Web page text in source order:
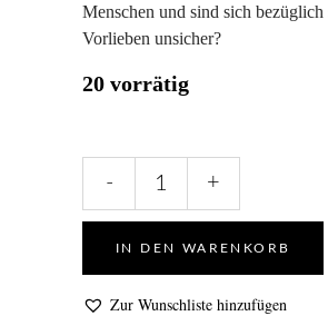
Kundenbewertung
Menschen und sind sich bezüglich
Vorlieben unsicher?
20 vorrätig
- +
IN DEN WARENKORB
Zur Wunschliste hinzufügen